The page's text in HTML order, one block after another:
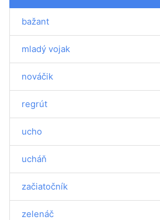
bažant
mladý vojak
nováčik
regrút
ucho
ucháň
začiatočník
zelenáč